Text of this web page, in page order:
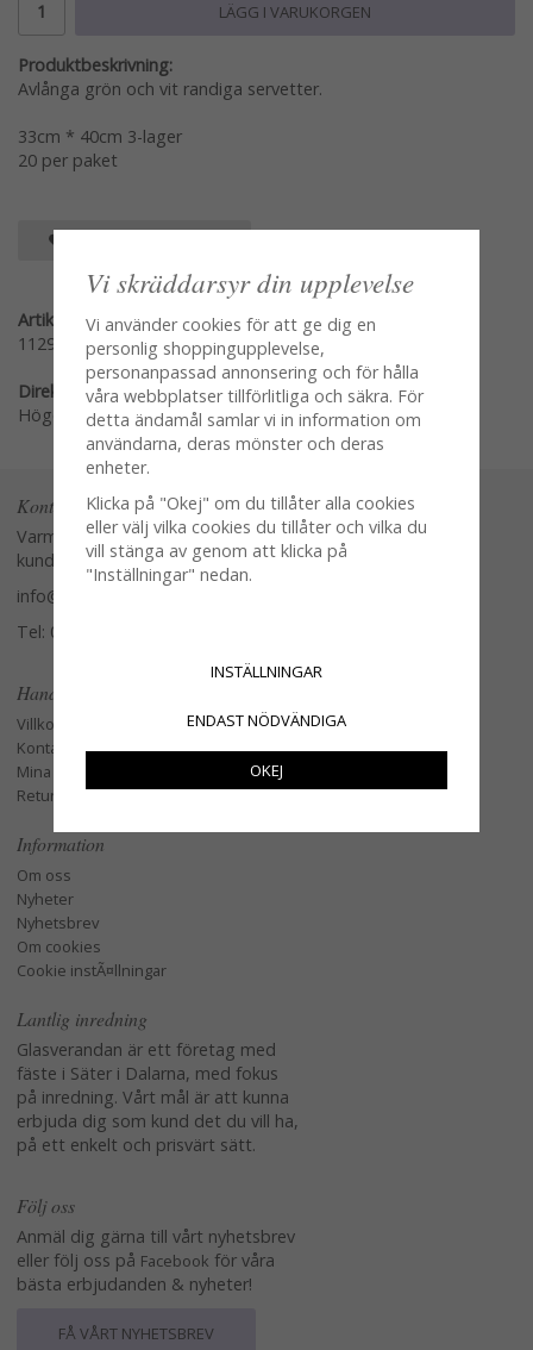
LÄGG I VARUKORGEN
Produktbeskrivning:
Avlånga grön och vit randiga servetter.
33cm * 40cm 3-lager
20 per paket
Artikelnummer:
112948
Direktlänk:
Högerklicka och kopiera adressen
Kontakta oss
Varmt välkommen att kontakta vår
kundtjänst.
info@glasverandan.se
Tel: 079-3495968
Handla
Villkor
Kontakta oss
Mina favoriter
Retur och Reklamation
Information
Om oss
Nyheter
Nyhetsbrev
Om cookies
Cookie instÃ¤llningar
Lantlig inredning
Glasverandan är ett företag med
fäste i Säter i Dalarna, med fokus
på inredning. Vårt mål är att kunna
erbjuda dig som kund det du vill ha,
på ett enkelt och prisvärt sätt.
Följ oss
Anmäl dig gärna till vårt nyhetsbrev
eller följ oss på Facebook för våra
bästa erbjudanden & nyheter!
FÅ VÅRT NYHETSBREV
Vi skräddarsyr din upplevelse
Vi använder cookies för att ge dig en
personlig shoppingupplevelse,
personanpassad annonsering och för hålla
våra webbplatser tillförlitliga och säkra. För
detta ändamål samlar vi in information om
användarna, deras mönster och deras
enheter.
Klicka på "Okej" om du tillåter alla cookies
eller välj vilka cookies du tillåter och vilka du
vill stänga av genom att klicka på
"Inställningar" nedan.
INSTÄLLNINGAR
ENDAST NÖDVÄNDIGA
OKEJ